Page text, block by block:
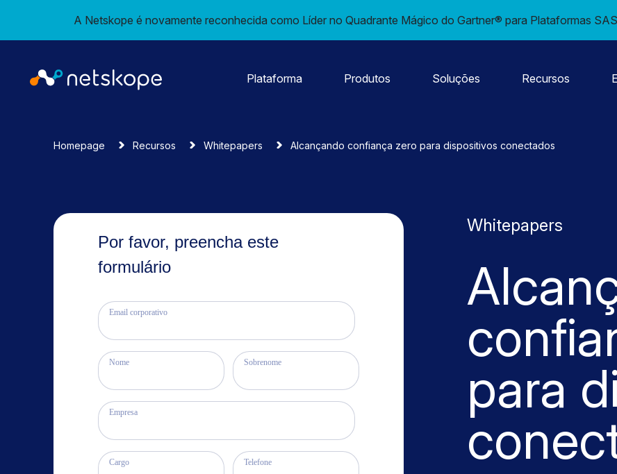
A Netskope é novamente reconhecida como Líder no Quadrante Mágico do Gartner® para Plataformas
Plataforma Produtos Soluções Recursos
Homepage Recursos Whitepapers Alcançando confiança zero para dispositivos conectados
Por favor, preencha este
formulário
Email corporativo
Nome Sobrenome
Empresa
Cargo Telefone
Whitepapers
para